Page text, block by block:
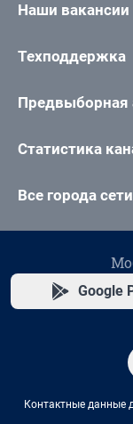
Наши вакансии
Техподдержка
Предвыборная
Статистика
Все города сети
Google
Контактные данные